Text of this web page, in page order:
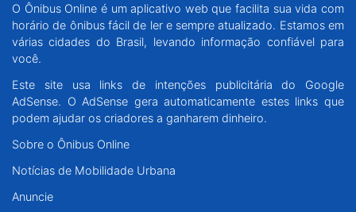
O Ônibus Online é um aplicativo web que facilita sua vida com
horário de ônibus fácil de ler e sempre atualizado. Estamos em
várias cidades do Brasil, levando informação confiável para
você.
Este site usa links de intenções publicitária do Google
AdSense. O AdSense gera automaticamente estes links que
podem ajudar os criadores a ganharem dinheiro.
Sobre o Ônibus Online
Notícias de Mobilidade Urbana
Anuncie